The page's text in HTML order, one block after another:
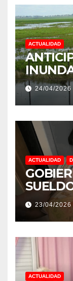
ACTUALIDAD
NIÑO
24/04/2026
ACTUALIDAD
ABRIL,
23/04/2026
ACTUALIDAD